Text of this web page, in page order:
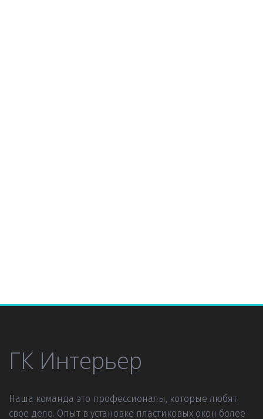
ГК Интерьер
Наша команда это профессионалы, которые любят
свое дело. Опыт в установке пластиковых окон более